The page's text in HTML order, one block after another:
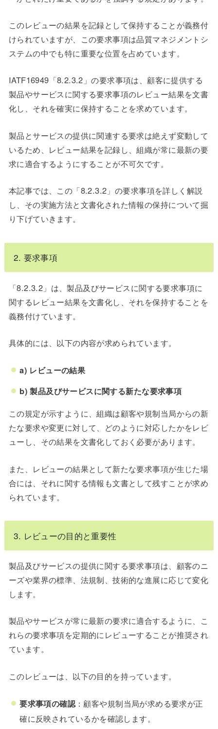
このレビューの結果を記録として保持することが義務付
けられていますが、この要求事項は品質マネジメントシ
ステムの中でも特に重要な位置を占めています。
IATF16949「8.2.3.2」の要求事項は、顧客に提供する
製品やサービスに関する要求事項のレビュー結果を文書
化し、それを確実に保持することを求めています。
製品とサービスの提供に関連する要求は絶えず変動して
いるため、レビュー結果を記録し、組織が常に最新の要
求に適合するようにすることが不可欠です。
本記事では、この「8.2.3.2」の要求事項を詳しく解説
し、その実施方法と文書化された情報の保持について掘
り下げていきます。
2. 要求事項
「8.2.3.2」は、製品及びサービスに関する要求事項に
関するレビュー結果を文書化し、それを保持することを
義務付けています。
具体的には、以下の内容が求められています。
a) レビューの結果
b) 製品及びサービスに関する新たな要求事項
この規定が示すように、組織は顧客や規制当局からの新
たな要求や変更に対して、どのように対応したかをレビ
ューし、その結果を文書化しておく必要があります。
また、レビューの結果として新たな要求事項が生じた場
合には、それに関する情報も文書として残すことが求め
られています。
3. レビューの目的と重要性
製品及びサービスの提供に関する要求事項は、顧客のニ
ーズや業界の標準、法規制、技術的な進展に応じて変化
します。
製品やサービスが常に最新の要求に適合するように、こ
れらの要求事項を定期的にレビューすることが推奨され
ています。
このレビューは、以下の目的を持っています。
要求事項の確認：顧客や規制当局が求める要求が正
確に反映されているかを確認します。